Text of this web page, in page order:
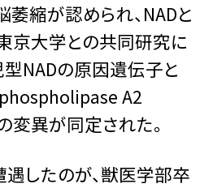
萎縮が認められ、NADと
京大学との共同研究に
型NADの原因遺伝子と
A2
異が同定された。
したのが、獣医学部卒